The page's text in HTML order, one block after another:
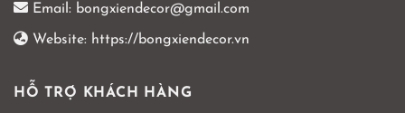
Email: bongxiendecor@gmail.com
Website: https://bongxiendecor.vn
HỖ TRỢ KHÁCH HÀNG